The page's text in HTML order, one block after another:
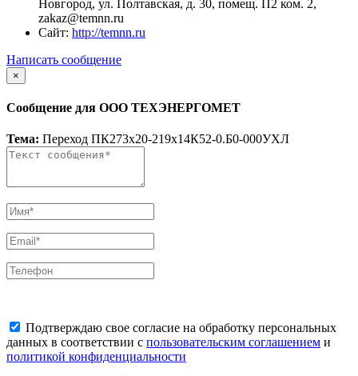
Новгород, ул. Полтавская, д. 30, помещ. П2 ком. 2,
zakaz@temnn.ru
Сайт: http://temnn.ru
Написать сообщение
×
Сообщение для ООО ТЕХЭНЕРГОМЕТ
Тема: Переход ПК273х20-219х14К52-0.Б0-000УХЛ
Подтверждаю свое согласие на обработку персональных
данных в соответствии с пользовательским соглашением и
политикой конфиденциальности